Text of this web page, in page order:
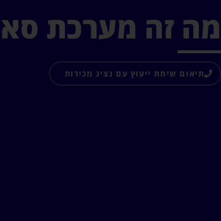
מה זה מערכת
תיאום שיחת ייעוץ עם נציג מכירות